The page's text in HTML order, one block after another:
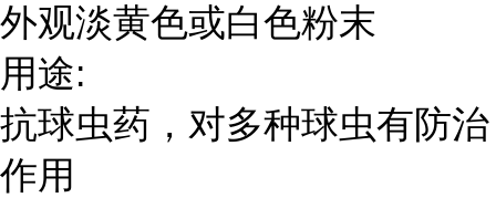
外观淡黄色或白色粉末
用途:
抗球虫药，对多种球虫有防治
作用